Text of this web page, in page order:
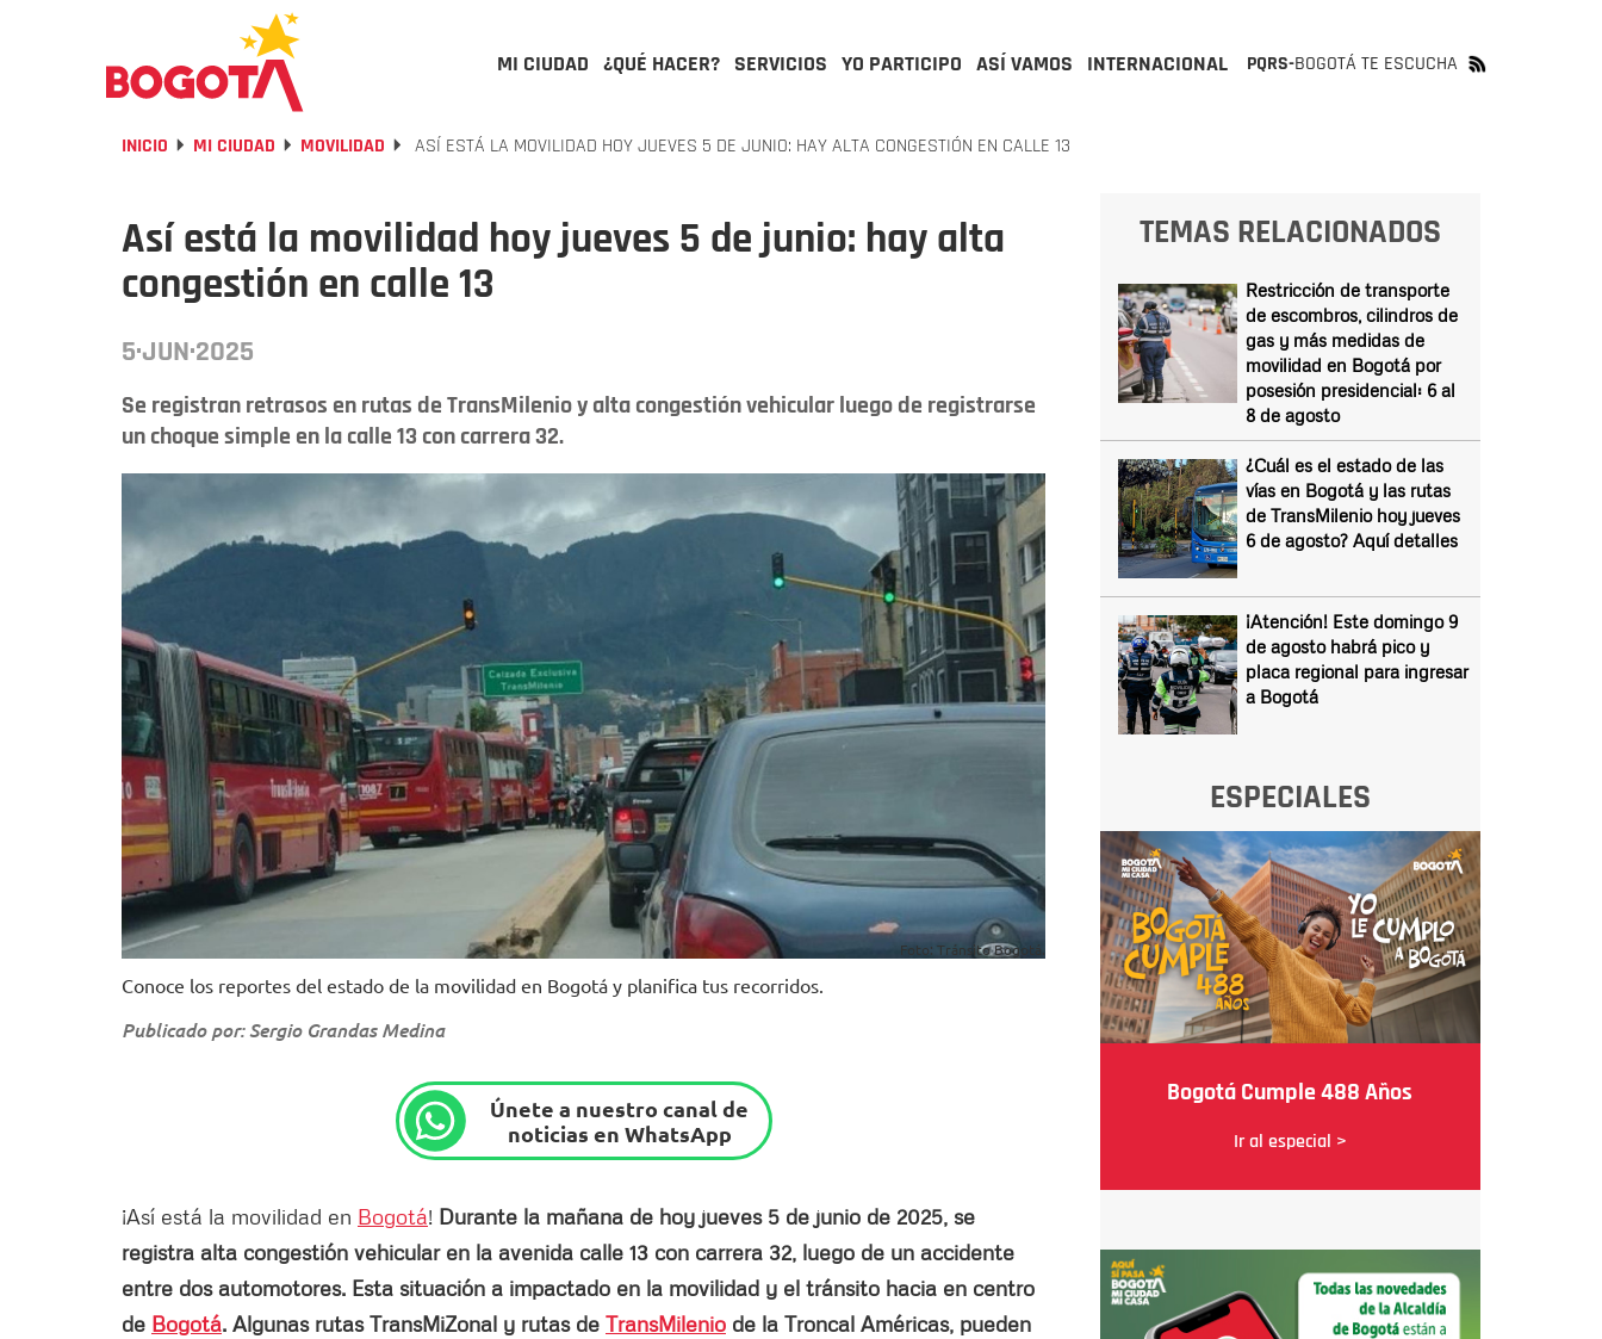
MI CIUDAD ¿QUÉ HACER? SERVICIOS YO PARTICIPO ASÍ VAMOS INTERNACIONAL PQRS-BOGOTÁ TE ESCUCHA
INICIO MI CIUDAD MOVILIDAD ASÍ ESTÁ LA MOVILIDAD HOY JUEVES 5 DE JUNIO: HAY ALTA CONGESTIÓN EN CALLE 13
Así está la movilidad hoy jueves 5 de junio: hay alta
congestión en calle 13
5·JUN·2025
Se registran retrasos en rutas de TransMilenio y alta congestión vehicular luego de registrarse
un choque simple en la calle 13 con carrera 32.
Foto: Tránsito Bogotá.
Conoce los reportes del estado de la movilidad en Bogotá y planifica tus recorridos.
Publicado por: Sergio Grandas Medina
Únete a nuestro canal de
noticias en WhatsApp
¡Así está la movilidad en Bogotá! Durante la mañana de hoy jueves 5 de junio de 2025, se
registra alta congestión vehicular en la avenida calle 13 con carrera 32, luego de un accidente
entre dos automotores. Esta situación a impactado en la movilidad y el tránsito hacia en centro
de Bogotá. Algunas rutas TransMiZonal y rutas de TransMilenio de la Troncal Américas, pueden
TEMAS RELACIONADOS
Restricción de transporte
de escombros, cilindros de
gas y más medidas de
movilidad en Bogotá por
posesión presidencial: 6 al
8 de agosto
¿Cuál es el estado de las
vías en Bogotá y las rutas
de TransMilenio hoy jueves
6 de agosto? Aquí detalles
¡Atención! Este domingo 9
de agosto habrá pico y
placa regional para ingresar
a Bogotá
ESPECIALES
Bogotá Cumple 488 Años
Ir al especial >